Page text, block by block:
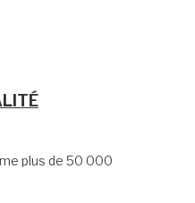
plus de 50 000